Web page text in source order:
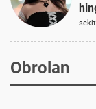
Obrolan